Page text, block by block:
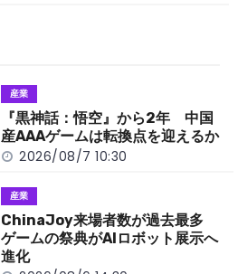
n
k
産業
『黒神話：悟空』から2年 中国
産AAAゲームは転換点を迎えるか
2026/08/7 10:30
産業
ChinaJoy来場者数が過去最多
ゲームの祭典がAIロボット展示へ
進化